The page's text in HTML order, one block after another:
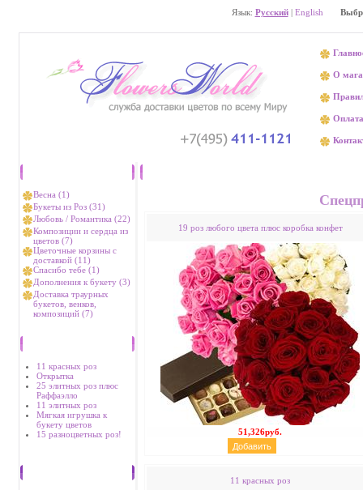
Язык: Русский| English
О
Оплата
Весна (1)
Букеты из Роз (31)
Любовь / Романтика (22)
Композиции и сердца из
цветов (7)
Цветочные корзины с
доставкой (11)
Спасибо тебе (1)
Дополнения к букету (3)
Доставка траурных
букетов, венков,
композиций (7)
11 красных роз
Открытка
25 элитных роз плюс
Раффаэлло
11 элитных роз
Мягкая игрушка к
букету цветов
15 разноцветных роз!
19 роз любого цвета плюс коробка конфет
51,326руб.
11 красных роз